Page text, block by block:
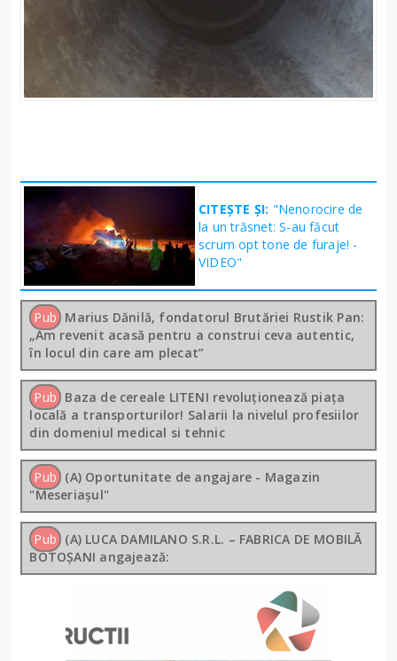
CITEȘTE ȘI: "Nenorocire de
la un trăsnet: S-au făcut
scrum opt tone de furaje! -
VIDEO"
Pub Marius Dănilă, fondatorul Brutăriei Rustik Pan:
„Am revenit acasă pentru a construi ceva autentic,
în locul din care am plecat”
Pub Baza de cereale LITENI revoluționează piața
locală a transporturilor! Salarii la nivelul profesiilor
din domeniul medical si tehnic
Pub (A) Oportunitate de angajare - Magazin
"Meseriașul"
Pub (A) LUCA DAMILANO S.R.L. – FABRICA DE MOBILĂ
BOTOȘANI angajează: